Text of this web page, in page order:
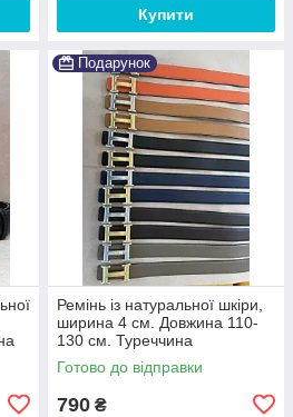
Купити
Подарунок
Ремінь із натуральної шкіри,
ширина 4 см. Довжина 110-
130 см. Туреччина
Готово до відправки
790 ₴